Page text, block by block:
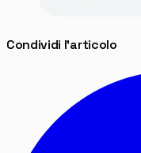
Condividi l'articolo